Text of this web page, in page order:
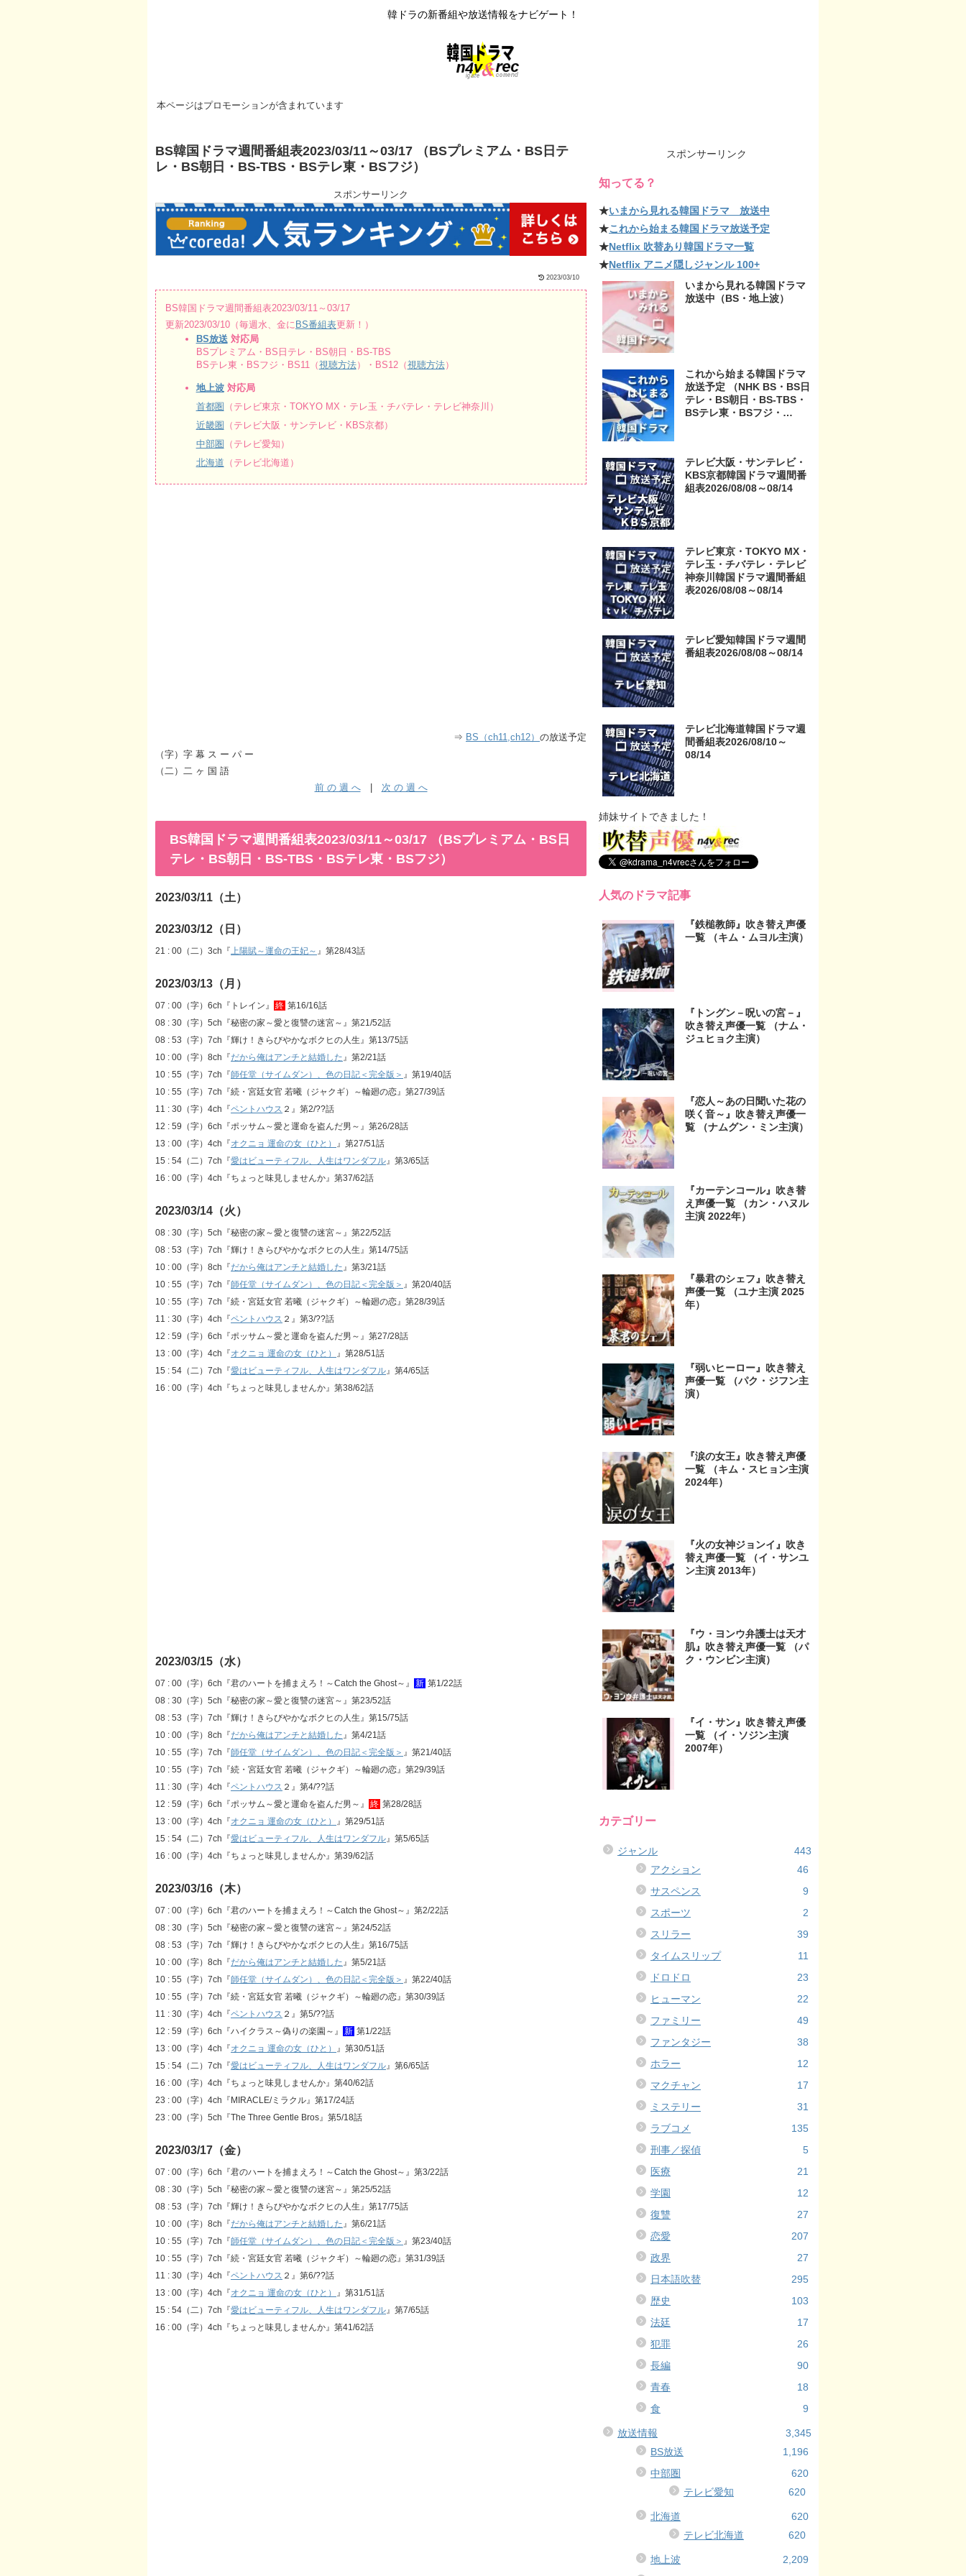
韓ドラの新番組や放送情報をナビゲート！
本ページはプロモーションが含まれています
BS韓国ドラマ週間番組表2023/03/11～03/17 （BSプレミアム・BS日テ
レ・BS朝日・BS-TBS・BSテレ東・BSフジ）
スポンサーリンク
2023/03/10
BS韓国ドラマ週間番組表2023/03/11～03/17
更新2023/03/10（毎週水、金に BS番組表更新！）
BS放送対応局
BSプレミアム・BS日テレ・BS朝日・BS-TBS
BSテレ東・BSフジ・BS11（視聴方法）・BS12（視聴方法）
地上波対応局
首都圏
（テレビ東京・TOKYO MX・テレ玉・チバテレ・テレビ神奈川）
近畿圏
（テレビ大阪・サンテレビ・KBS京都）
中部圏
（テレビ愛知）
北海道 （テレビ北海道）
⇒ BS（ch11,ch12） の放送予定
（字）字 幕 ス ー パ ー
（二）二 ヶ 国 語
前 の 週 へ| 次 の 週 へ
BS韓国ドラマ週間番組表2023/03/11～03/17 （BSプレミアム・BS日
テレ・BS朝日・BS-TBS・BSテレ東・BSフジ）
2023/03/11（土）
2023/03/12（日）
21 : 00（二）3ch『 上陽賦～運命の王妃～ 』第28/43話
2023/03/13（月）
07 : 00（字）6ch『トレイン』 終 第16/16話
08 : 30（字）5ch『秘密の家～愛と復讐の迷宮～』第21/52話
08 : 53（字）7ch『輝け！きらびやかなボクヒの人生』第13/75話
10 : 00（字）8ch『だから俺はアンチと結婚した 』第2/21話
10 : 55（字）7ch『師任堂（サイムダン）、色の日記＜完全版＞ 』第19/40話
10 : 55（字）7ch『続・宮廷女官 若曦（ジャクギ）～輪廻の恋』第27/39話
11 : 30（字）4ch『ペントハウス ２』第2/??話
12 : 59（字）6ch『ポッサム～愛と運命を盗んだ男～』第26/28話
13 : 00（字）4ch『オクニョ 運命の女（ひと）
』第27/51話
15 : 54（二）7ch『愛はビューティフル、人生はワンダフル 』第3/65話
16 : 00（字）4ch『ちょっと味見しませんか』第37/62話
2023/03/14（火）
08 : 30（字）5ch『秘密の家～愛と復讐の迷宮～』第22/52話
08 : 53（字）7ch『輝け！きらびやかなボクヒの人生』第14/75話
10 : 00（字）8ch『だから俺はアンチと結婚した 』第3/21話
10 : 55（字）7ch『師任堂（サイムダン）、色の日記＜完全版＞ 』第20/40話
10 : 55（字）7ch『続・宮廷女官 若曦（ジャクギ）～輪廻の恋』第28/39話
11 : 30（字）4ch『ペントハウス ２』第3/??話
12 : 59（字）6ch『ポッサム～愛と運命を盗んだ男～』第27/28話
13 : 00（字）4ch『オクニョ 運命の女（ひと）
』第28/51話
15 : 54（二）7ch『愛はビューティフル、人生はワンダフル 』第4/65話
16 : 00（字）4ch『ちょっと味見しませんか』第38/62話
2023/03/15（水）
07 : 00（字）6ch『君のハートを捕まえろ！～Catch the Ghost～』 新 第1/22話
08 : 30（字）5ch『秘密の家～愛と復讐の迷宮～』第23/52話
08 : 53（字）7ch『輝け！きらびやかなボクヒの人生』第15/75話
10 : 00（字）8ch『だから俺はアンチと結婚した』第4/21話
10 : 55（字）7ch『師任堂（サイムダン）、色の日記＜完全版＞ 』第21/40話
10 : 55（字）7ch『続・宮廷女官 若曦（ジャクギ）～輪廻の恋』第29/39話
11 : 30（字）4ch『ペントハウス ２』第4/??話
12 : 59（字）6ch『ポッサム～愛と運命を盗んだ男～』
終 第28/28話
13 : 00（字）4ch『オクニョ 運命の女（ひと） 』第29/51話
15 : 54（二）7ch『愛はビューティフル、人生はワンダフル』第5/65話
16 : 00（字）4ch『ちょっと味見しませんか』第39/62話
2023/03/16（木）
07 : 00（字）6ch『君のハートを捕まえろ！～Catch the Ghost～』第2/22話
08 : 30（字）5ch『秘密の家～愛と復讐の迷宮～』第24/52話
08 : 53（字）7ch『輝け！きらびやかなボクヒの人生』第16/75話
10 : 00（字）8ch『だから俺はアンチと結婚した』第5/21話
10 : 55（字）7ch『師任堂（サイムダン）、色の日記＜完全版＞ 』第22/40話
10 : 55（字）7ch『続・宮廷女官 若曦（ジャクギ）～輪廻の恋』第30/39話
11 : 30（字）4ch『ペントハウス ２』第5/??話
12 : 59（字）6ch『ハイクラス～偽りの楽園～』
新 第1/22話
13 : 00（字）4ch『オクニョ 運命の女（ひと） 』第30/51話
15 : 54（二）7ch『愛はビューティフル、人生はワンダフル』第6/65話
16 : 00（字）4ch『ちょっと味見しませんか』第40/62話
23 : 00（字）4ch『MIRACLE/ミラクル』第17/24話
23 : 00（字）5ch『The Three Gentle Bros』第5/18話
2023/03/17（金）
07 : 00（字）6ch『君のハートを捕まえろ！～Catch the Ghost～』第3/22話
08 : 30（字）5ch『秘密の家～愛と復讐の迷宮～』第25/52話
08 : 53（字）7ch『輝け！きらびやかなボクヒの人生』第17/75話
10 : 00（字）8ch『だから俺はアンチと結婚した』第6/21話
10 : 55（字）7ch『師任堂（サイムダン）、色の日記＜完全版＞ 』第23/40話
10 : 55（字）7ch『続・宮廷女官 若曦（ジャクギ）～輪廻の恋』第31/39話
11 : 30（字）4ch『ペントハウス ２』第6/??話
13 : 00（字）4ch『オクニョ 運命の女（ひと） 』第31/51話
15 : 54（二）7ch『愛はビューティフル、人生はワンダフル』第7/65話
16 : 00（字）4ch『ちょっと味見しませんか』第41/62話
スポンサーリンク
知ってる？
★いまから見れる韓国ドラマ 放送中
★これから始まる韓国ドラマ放送予定
★Netflix 吹替あり韓国ドラマ一覧
★Netflix アニメ隠しジャンル 100+
いまから見れる韓国ドラマ
放送中（BS・地上波）
これから始まる韓国ドラマ
放送予定 （NHK BS・BS日
テレ・BS朝日・BS-TBS・
BSテレ東・BSフジ・
テレビ大阪・サンテレビ・
KBS京都・テレビ愛知・テ
レビ北海道）
テレビ大阪・サンテレビ・
KBS京都韓国ドラマ週間番
組表2026/08/08～08/14
テレビ東京・TOKYO MX・
テレ玉・チバテレ・テレビ
神奈川韓国ドラマ週間番組
表2026/08/08～08/14
テレビ愛知韓国ドラマ週間
番組表2026/08/08～08/14
テレビ北海道韓国ドラマ週
間番組表2026/08/10～
08/14
姉妹サイトできました！
人気のドラマ記事
『鉄槌教師』吹き替え声優
一覧 （キム・ムヨル主演）
『トングン－呪いの宮－』
吹き替え声優一覧 （ナム・
ジュヒョク主演）
『恋人～あの日聞いた花の
咲く音～』吹き替え声優一
覧 （ナムグン・ミン主演）
『カーテンコール』吹き替
え声優一覧 （カン・ハヌル
主演 2022年）
『暴君のシェフ』吹き替え
声優一覧 （ユナ主演 2025
年）
『弱いヒーロー』吹き替え
声優一覧 （パク・ジフン主
演）
『涙の女王』吹き替え声優
一覧 （キム・スヒョン主演
2024年）
『火の女神ジョンイ』吹き
替え声優一覧 （イ・サンユ
ン主演 2013年）
『ウ・ヨンウ弁護士は天才
肌』吹き替え声優一覧 （パ
ク・ウンビン主演）
『イ・サン』吹き替え声優
一覧 （イ・ソジン主演
2007年）
カテゴリー
ジャンル
443
アクション
46
サスペンス
9
スポーツ
2
スリラー
39
タイムスリップ
11
ドロドロ
23
ヒューマン
22
ファミリー
49
ファンタジー
38
ホラー
12
マクチャン
17
ミステリー
31
ラブコメ
135
刑事／探偵
5
医療
21
学園
12
復讐
27
恋愛
207
政界
27
日本語吹替
295
歴史
103
法廷
17
犯罪
26
長編
90
青春
18
食
9
放送情報
3,345
BS放送
1,196
中部圏
620
テレビ愛知
620
北海道
620
テレビ北海道
620
地上波
2,209